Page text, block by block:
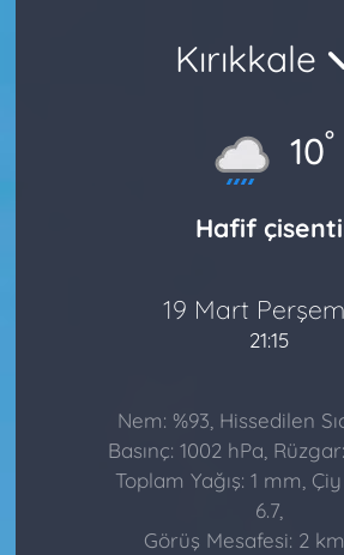
Kırıkkale
10°
Hafif çisenti
19 Mart
21:15
Nem: %93, Hissedilen
Basınç: 1002 hPa,
Toplam Yağış: 1 mm,
6.7,
Görüş Mesafesi: 2